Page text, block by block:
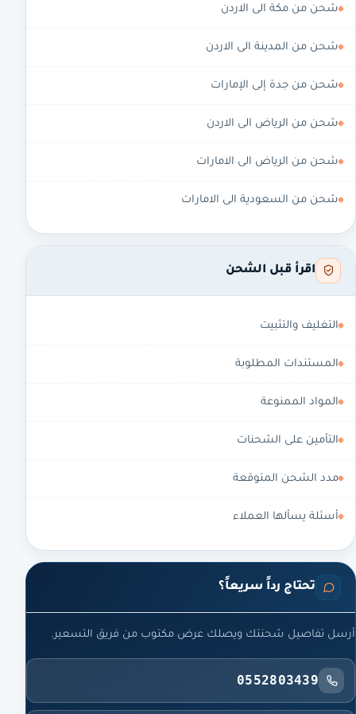
شحن من مكة الى الاردن
شحن من المدينة الى الاردن
شحن من جدة إلى الإمارات
شحن من الرياض الى الاردن
شحن من الرياض الى الامارات
شحن من السعودية الى الامارات
اقرأ قبل الشحن
التغليف والتثبيت
المستندات المطلوبة
المواد الممنوعة
التأمين على الشحنات
مدد الشحن المتوقعة
أسئلة يسألها العملاء
تحتاج رداً سريعاً؟
أرسل تفاصيل شحنتك ويصلك عرض مكتوب من فريق التسعير.
0552803439